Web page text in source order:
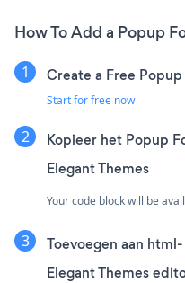
How To Add a Popup
Create a Free
Start for free now
Kopieer het Popup
Elegant Themes
Your code block will be
Toevoegen aan
Elegant Themes